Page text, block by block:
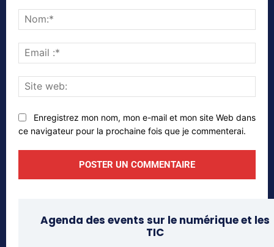
:*
web:
Enregistrez mon nom, mon e-mail et mon site Web dans
ce navigateur pour la prochaine fois que je commenterai.
Agenda des events sur le numérique et les
TIC